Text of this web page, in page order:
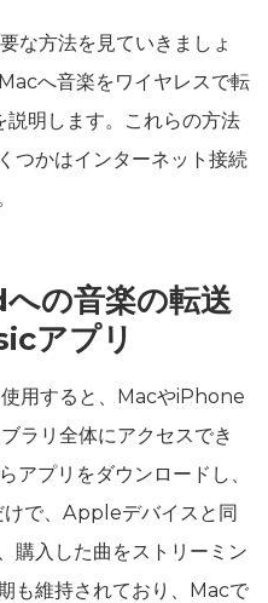
な方法を見ていきましょ
へ音楽をワイヤレスで転
明します。これらの方法
つかはインターネット接続
の音楽の転送
アプリ
用すると、MacやiPhone
ラリ全体にアクセスでき
プリをダウンロードし、
で、Appleデバイスと同
購入した曲をストリーミン
も維持されており、Macで